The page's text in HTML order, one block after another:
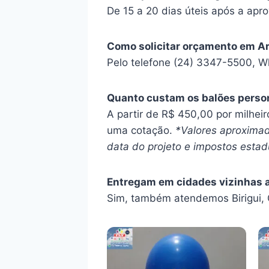
De 15 a 20 dias úteis após a
Como solicitar orçamento em
Pelo telefone (24) 3347-5500,
Quanto custam os balões
A partir de R$ 450,00 por
uma cotação. *Valores
data do projeto e impostos
Entregam em cidades vizinhas
Sim, também atendemos